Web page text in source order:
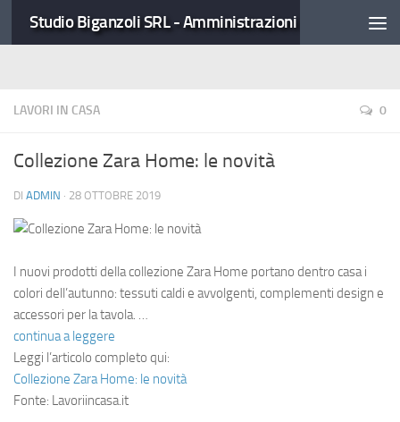
LAVORI IN CASA 0
Collezione Zara Home: le novità
DI ADMIN · 28 OTTOBRE 2019
I nuovi prodotti della collezione Zara Home portano dentro casa i
colori dell’autunno: tessuti caldi e avvolgenti, complementi design e
accessori per la tavola. …
continua a leggere
Leggi l’articolo completo qui:
Collezione Zara Home: le novità
Fonte: Lavoriincasa.it